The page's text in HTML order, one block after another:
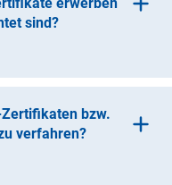
sind?
bzw.
verfahren?